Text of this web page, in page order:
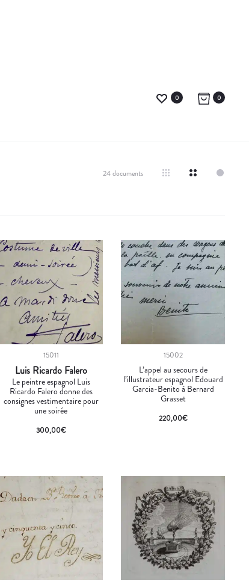
0 0
24 documents
15011
Luis Ricardo Falero
Le peintre espagnol Luis
Ricardo Falero donne des
consignes vestimentaire pour
une soirée
300,00€
15002
L’appel au secours de
l’illustrateur espagnol Edouard
Garcia-Benito à Bernard
Grasset
220,00€